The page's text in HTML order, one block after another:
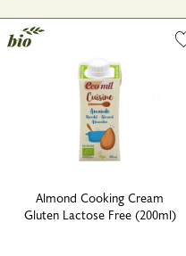
Almond Cooking Cream
Gluten Lactose Free (200ml)